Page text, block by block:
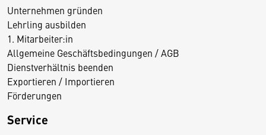
Unternehmen gründen
Lehrling ausbilden
1. Mitarbeiter:in
Allgemeine Geschäftsbedingungen / AGB
Dienstverhältnis beenden
Exportieren / Importieren
Förderungen
Service